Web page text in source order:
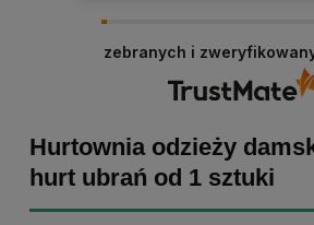
skrzydeł, dlatego tym bardziej
zakup przebiegł pomyślnie.
utrzymać dobrą passę -
zebranych i
Hurtownia odzieży
hurt ubrań od 1 sztuki